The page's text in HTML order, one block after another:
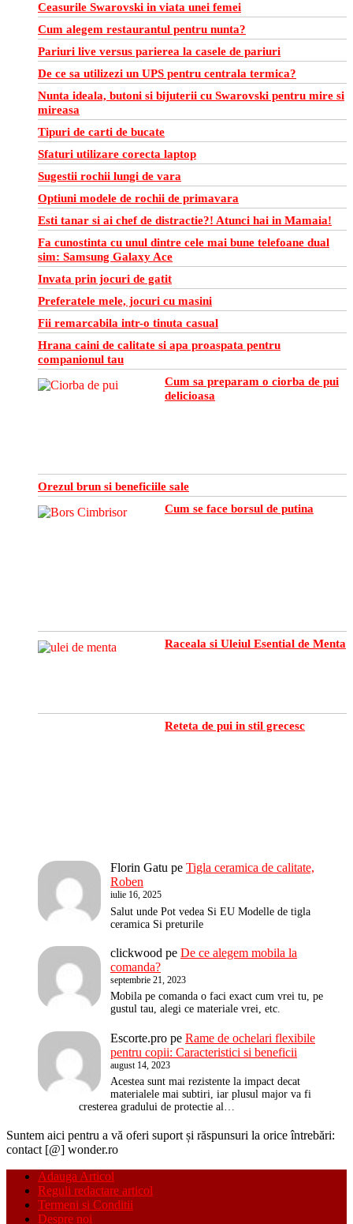
Ceasurile Swarovski in viata unei femei
Cum alegem restaurantul pentru nunta?
Pariuri live versus parierea la casele de pariuri
De ce sa utilizezi un UPS pentru centrala termica?
Nunta ideala, butoni si bijuterii cu Swarovski pentru mire si
mireasa
Tipuri de carti de bucate
Sfaturi utilizare corecta laptop
Sugestii rochii lungi de vara
Optiuni modele de rochii de primavara
Esti tanar si ai chef de distractie?! Atunci hai in Mamaia!
Fa cunostinta cu unul dintre cele mai bune telefoane dual
sim: Samsung Galaxy Ace
Invata prin jocuri de gatit
Preferatele mele, jocuri cu masini
Fii remarcabila intr-o tinuta casual
Hrana caini de calitate si apa proaspata pentru
companionul tau
Cum sa preparam o ciorba de pui
delicioasa
Orezul brun si beneficiile sale
Cum se face borsul de putina
Raceala si Uleiul Esential de Menta
Reteta de pui in stil grecesc
Florin Gatu pe Tigla ceramica de calitate,
Roben
iulie 16, 2025
Salut unde Pot vedea Si EU Modelle de tigla
ceramica Si preturile
clickwood pe De ce alegem mobila la
comanda?
septembrie 21, 2023
Mobila pe comanda o faci exact cum vrei tu, pe
gustul tau, alegi ce materiale vrei, etc.
Escorte.pro pe Rame de ochelari flexibile
pentru copii: Caracteristici si beneficii
august 14, 2023
Acestea sunt mai rezistente la impact decat
materialele mai subtiri, iar plusul major va fi
cresterea gradului de protectie al…
Suntem aici pentru a vă oferi suport și răspunsuri la orice întrebări:
contact [@] wonder.ro
Adauga Articol
Reguli redactare articol
Termeni si Conditii
Despre noi